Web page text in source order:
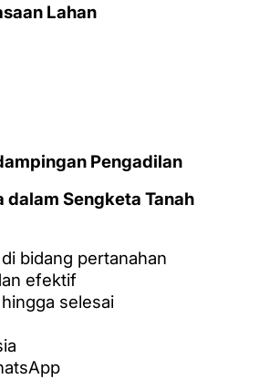
Lahan
Pengadilan
dalam Sengketa Tanah
bidang pertanahan
efektif
selesai